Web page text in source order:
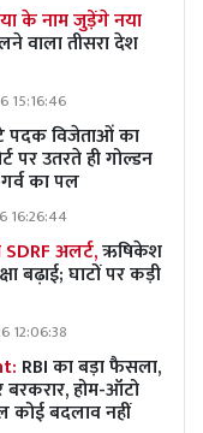
के नाम जुड़ेंगे नया
वाला तीसरा देश
15:16:46
पदक विजेताओं का
पर उतरते ही गोल्डन
गर्व का पल
16:26:44
अलर्ट,ऋषिकेश
बढ़ाई; घाटों पर कड़ी
12:06:38
RBI का बड़ा फैसला,
होम-ऑटो
कोई बदलाव नहीं